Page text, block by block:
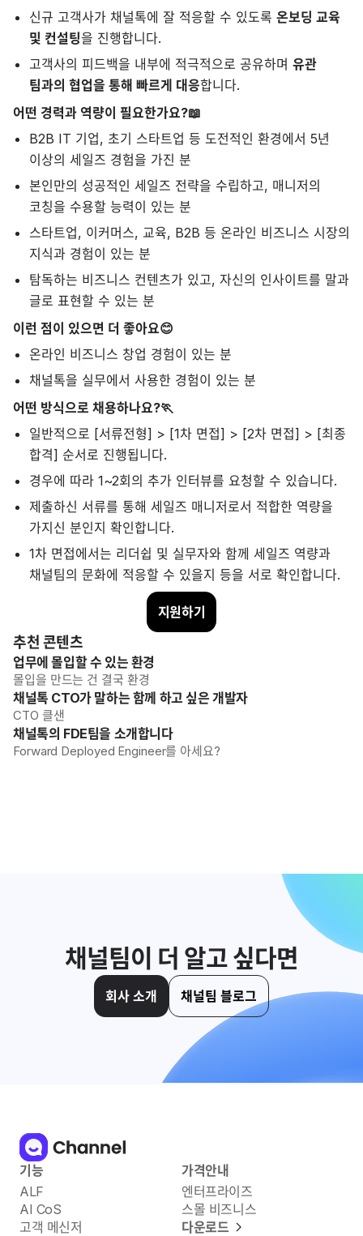
신규 고객사가 채널톡에 잘 적응할 수 있도록 온보딩 교육
및 컨설팅을 진행합니다.
고객사의 피드백을 내부에 적극적으로 공유하며 유관
팀과의 협업을 통해 빠르게 대응합니다.
어떤 경력과 역량이 필요한가요?📖
B2B IT 기업, 초기 스타트업 등 도전적인 환경에서 5년
이상의 세일즈 경험을 가진 분
본인만의 성공적인 세일즈 전략을 수립하고, 매니저의
코칭을 수용할 능력이 있는 분
스타트업, 이커머스, 교육, B2B 등 온라인 비즈니스 시장의
지식과 경험이 있는 분
탐독하는 비즈니스 컨텐츠가 있고, 자신의 인사이트를 말과
글로 표현할 수 있는 분
이런 점이 있으면 더 좋아요😊
온라인 비즈니스 창업 경험이 있는 분
채널톡을 실무에서 사용한 경험이 있는 분
어떤 방식으로 채용하나요?🏃
일반적으로 [서류전형] > [1차 면접] > [2차 면접] > [최종
합격] 순서로 진행됩니다.
경우에 따라 1~2회의 추가 인터뷰를 요청할 수 있습니다.
제출하신 서류를 통해 세일즈 매니저로서 적합한 역량을
가지신 분인지 확인합니다.
1차 면접에서는 리더쉽 및 실무자와 함께 세일즈 역량과
채널팀의 문화에 적응할 수 있을지 등을 서로 확인합니다.
지원하기
추천 콘텐츠
업무에 몰입할 수 있는 환경
몰입을 만드는 건 결국 환경
채널톡 CTO가 말하는 함께 하고 싶은 개발자
CTO 클샌
채널톡의 FDE팀을 소개합니다
Forward Deployed Engineer를 아세요?
채널팀이 더 알고 싶다면
회사 소개 채널팀 블로그
기능
ALF
AI CoS
고객 메신저
가격안내
엔터프라이즈
스몰 비즈니스
다운로드